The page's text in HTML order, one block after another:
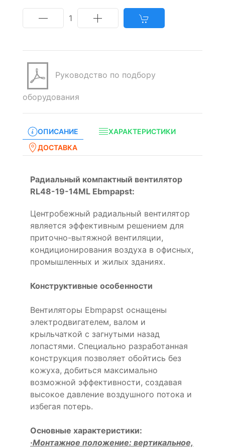
1
Руководство по подбору
оборудования
ОПИСАНИЕ
ХАРАКТЕРИСТИКИ
ДОСТАВКА
Радиальный компактный вентилятор
RL48-19-14ML Ebmpapst:
Центробежный радиальный вентилятор
является эффективным решением для
приточно-вытяжной вентиляции,
кондиционирования воздуха в офисных,
промышленных и жилых зданиях.
Конструктивные особенности
Вентиляторы Ebmpapst оснащены
электродвигателем, валом и
крыльчаткой с загнутыми назад
лопастями. Специально разработанная
конструкция позволяет обойтись без
кожуха, добиться максимально
возможной эффективности, создавая
высокое давление воздушного потока и
избегая потерь.
Основные характеристики:
·Монтажное положение: вертикальное,